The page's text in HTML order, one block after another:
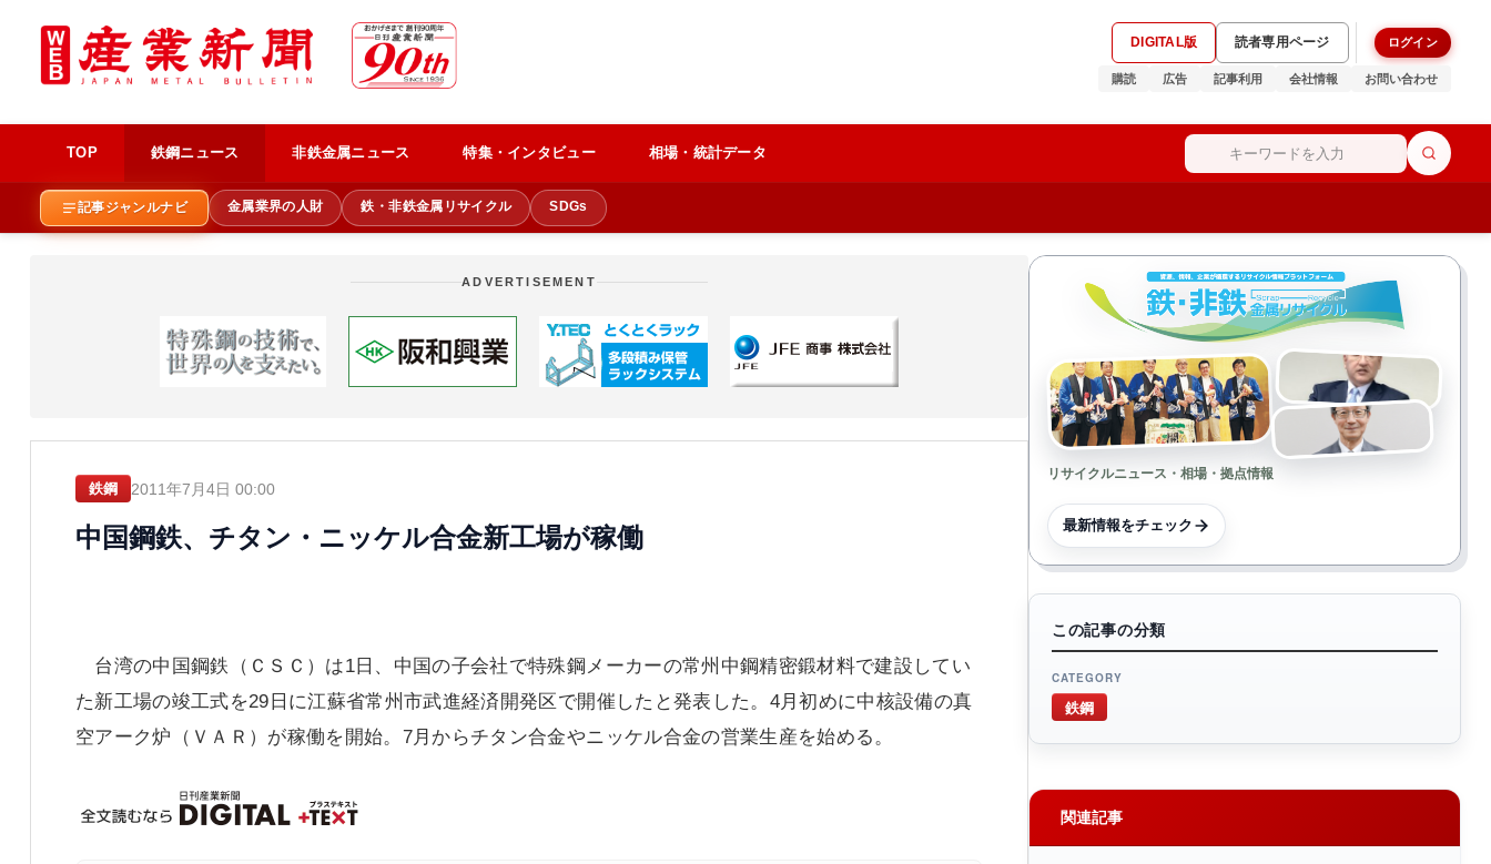
DIGITAL版 読者専用ページ ログイン
購読 広告 記事利用 会社情報 お問い合わせ
TOP 鉄鋼ニュース 非鉄金属ニュース 特集・インタビュー 相場・統計データ
記事ジャンルナビ 金属業界の人財 鉄・非鉄金属リサイクル SDGs
ADVERTISEMENT
鉄鋼 2011年7月4日 00:00
中国鋼鉄、チタン・ニッケル合金新工場が稼働
台湾の中国鋼鉄（ＣＳＣ）は1日、中国の子会社で特殊鋼メーカーの常州中鋼精密鍛材料で建設してい
た新工場の竣工式を29日に江蘇省常州市武進経済開発区で開催したと発表した。4月初めに中核設備の真
空アーク炉（ＶＡＲ）が稼働を開始。7月からチタン合金やニッケル合金の営業生産を始める。
リサイクルニュース・相場・拠点情報
最新情報をチェック
この記事の分類
CATEGORY
鉄鋼
関連記事